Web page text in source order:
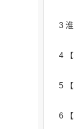
3
4
5
6